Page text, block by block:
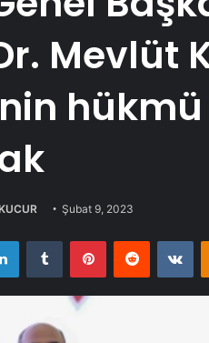
Mevlüt
hükmü
Şubat 9, 2023
LinkedInTumblr PinterestReddit